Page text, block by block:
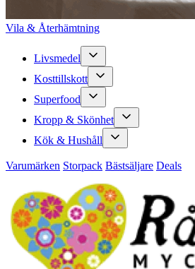
Vila & Återhämtning
Livsmedel
Kosttillskott
Superfood
Kropp & Skönhet
Kök & Hushåll
Varumärken Storpack Bästsäljare Deals